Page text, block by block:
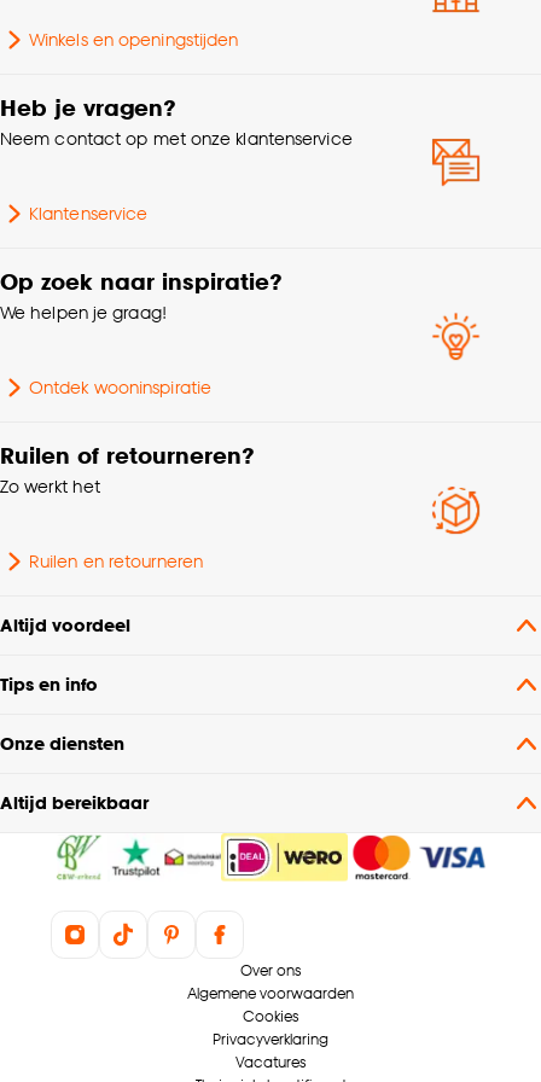
Geschikt voor
(zacht), Ingefreesd,
watergedragen tot 27°C
vloerverwarming, GEEN
oppervlaktevloerverwarmi
Pakinhoud
Vloerdikte mm 8
tegels, Zandcement,
Vloer met
vloerverwarming, Vloer
met vloerverkoeling
Winkels en openingstijden
Heb je vragen?
Neem contact op met onze klantenservice
Klantenservice
Op zoek naar inspiratie?
We helpen je graag!
Ontdek wooninspiratie
Ruilen of retourneren?
Zo werkt het
Ruilen en retourneren
Altijd voordeel
Tips en info
Onze diensten
Altijd bereikbaar
Over ons
Algemene voorwaarden
Cookies
Privacyverklaring
Vacatures